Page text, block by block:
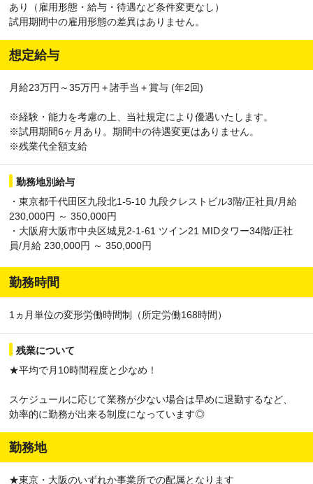
あり（雇用形態・給与・待遇など条件変更なし）
試用期間中の雇用形態の差異はありません。
想定給与
月給23万円～35万円＋諸手当＋賞与 (年2回)
※経験・能力を考慮の上、当社規定により優遇いたします。
※試用期間6ヶ月あり。期間中の待遇変更はありません。
※残業代全額支給
勤務地別給与
・東京都千代田区九段北1-5-10 九段クレストビル3階/正社員/月給
230,000円 ～ 350,000円
・大阪府大阪市中央区城見2-1-61 ツイン21 MIDタワー34階/正社
員/月給 230,000円 ～ 350,000円
勤務時間
1ヵ月単位の変形労働時間制（所定労働168時間）
残業について
★平均で月10時間程度と少なめ！
スケジュールに応じて業務が少ない場合は早めに退勤するなど、
効率的に勤務が出来る制度になっています◎
勤務地
★東京・大阪のいずれか事業所での配属となります